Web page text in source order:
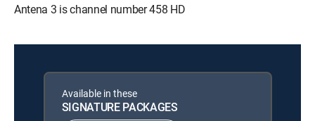
Antena 3 is channel number 458 HD
Available in these
SIGNATURE PACKAGES